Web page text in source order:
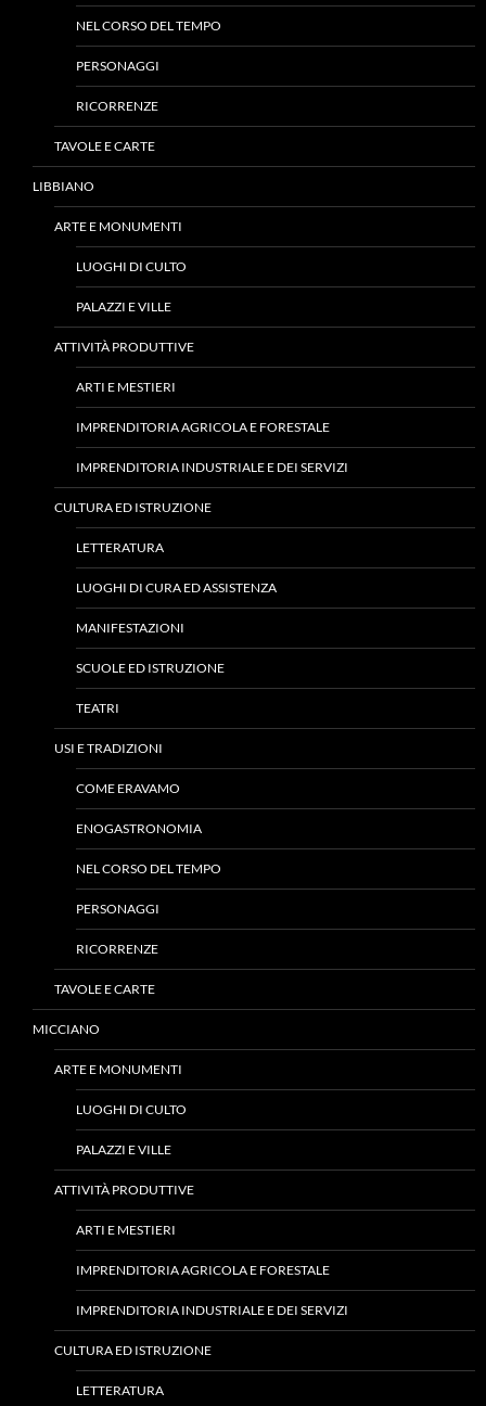
NEL CORSO DEL TEMPO
PERSONAGGI
RICORRENZE
TAVOLE E CARTE
LIBBIANO
ARTE E MONUMENTI
LUOGHI DI CULTO
PALAZZI E VILLE
ATTIVITÀ PRODUTTIVE
ARTI E MESTIERI
IMPRENDITORIA AGRICOLA E FORESTALE
IMPRENDITORIA INDUSTRIALE E DEI SERVIZI
CULTURA ED ISTRUZIONE
LETTERATURA
LUOGHI DI CURA ED ASSISTENZA
MANIFESTAZIONI
SCUOLE ED ISTRUZIONE
TEATRI
USI E TRADIZIONI
COME ERAVAMO
ENOGASTRONOMIA
NEL CORSO DEL TEMPO
PERSONAGGI
RICORRENZE
TAVOLE E CARTE
MICCIANO
ARTE E MONUMENTI
LUOGHI DI CULTO
PALAZZI E VILLE
ATTIVITÀ PRODUTTIVE
ARTI E MESTIERI
IMPRENDITORIA AGRICOLA E FORESTALE
IMPRENDITORIA INDUSTRIALE E DEI SERVIZI
CULTURA ED ISTRUZIONE
LETTERATURA